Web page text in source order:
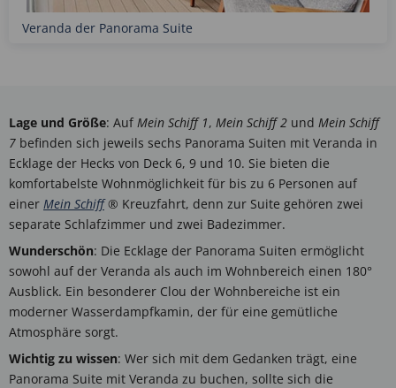
Veranda der Panorama Suite
Lage und Größe: Auf Mein Schiff 1, Mein Schiff 2 und Mein Schiff
7 befinden sich jeweils sechs Panorama Suiten mit Veranda in
Ecklage der Hecks von Deck 6, 9 und 10. Sie bieten die
komfortabelste Wohnmöglichkeit für bis zu 6 Personen auf
einer Mein Schiff® Kreuzfahrt, denn zur Suite gehören zwei
separate Schlafzimmer und zwei Badezimmer.
Wunderschön: Die Ecklage der Panorama Suiten ermöglicht
sowohl auf der Veranda als auch im Wohnbereich einen 180°
Ausblick. Ein besonderer Clou der Wohnbereiche ist ein
moderner Wasserdampfkamin, der für eine gemütliche
Atmosphäre sorgt.
Wichtig zu wissen: Wer sich mit dem Gedanken trägt, eine
Panorama Suite mit Veranda zu buchen, sollte sich die